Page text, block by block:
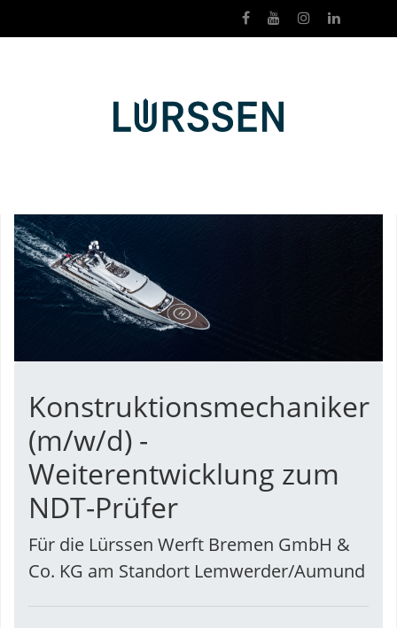
Konstruktionsmechaniker
(m/w/d) -
Weiterentwicklung zum
NDT-Prüfer
Für die Lürssen Werft Bremen GmbH &
Co. KG am Standort Lemwerder/Aumund